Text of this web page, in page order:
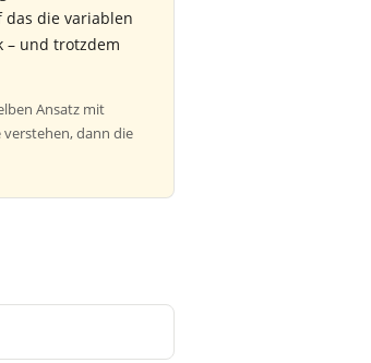
das die variablen
– und trotzdem
Ansatz mit
dann die